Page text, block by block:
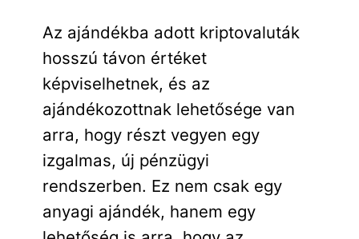
Az ajándékba adott kriptovaluták
hosszú távon értéket
képviselhetnek, és az
ajándékozottnak lehetősége van
arra, hogy részt vegyen egy
izgalmas, új pénzügyi
rendszerben. Ez nem csak egy
anyagi ajándék, hanem egy